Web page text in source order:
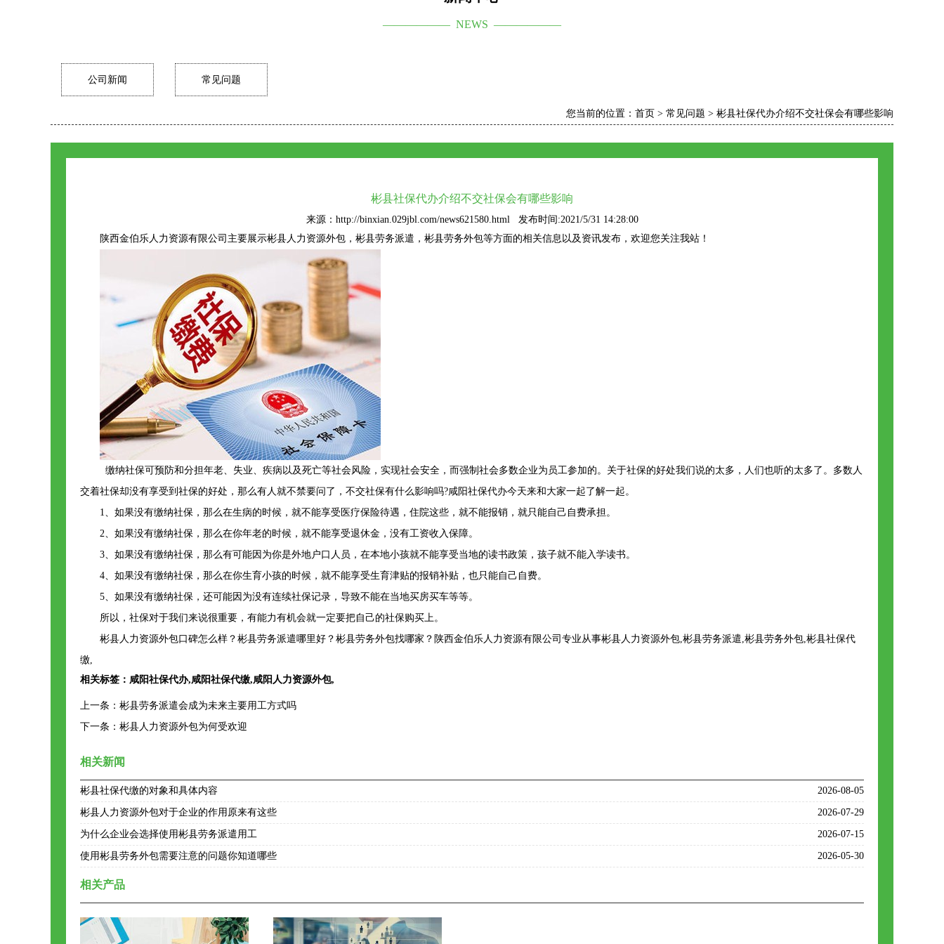
—————— NEWS ——————
公司新闻 常见问题
您当前的位置： 首页 > 常见问题 > 彬县社保代办介绍不交社保会有哪些影响
彬县社保代办介绍不交社保会有哪些影响
来源：http://binxian.029jbl.com/news621580.html 发布时间:2021/5/31 14:28:00
陕西金伯乐人力资源有限公司主要展示彬县人力资源外包 ，彬县劳务派遣，彬县劳务外包等方面的相关信息以及资讯发布，欢迎您关注我站！
缴纳社保可预防和分担年老、失业、疾病以及死亡等社会风险，实现社会安全，而强制社会多数企业为员工参加的。关于社保的好处我们说的太多，人们也听的太多了。多数人
交着社保却没有享受到社保的好处，那么有人就不禁要问了，不交社保有什么影响吗?咸阳社保代办今天来和大家一起了解一起。
1、如果没有缴纳社保，那么在生病的时候，就不能享受医疗保险待遇，住院这些，就不能报销，就只能自己自费承担。
2、如果没有缴纳社保，那么在你年老的时候，就不能享受退休金，没有工资收入保障。
3、如果没有缴纳社保，那么有可能因为你是外地户口人员，在本地小孩就不能享受当地的读书政策，孩子就不能入学读书。
4、如果没有缴纳社保，那么在你生育小孩的时候，就不能享受生育津贴的报销补贴，也只能自己自费。
5、如果没有缴纳社保，还可能因为没有连续社保记录，导致不能在当地买房买车等等。
所以，社保对于我们来说很重要，有能力有机会就一定要把自己的社保购买上。
彬县人力资源外包口碑怎么样？彬县劳务派遣哪里好？彬县劳务外包找哪家？陕西金伯乐人力资源有限公司专业从事彬县人力资源外包,彬县劳务派遣,彬县劳务外包,彬县社保代
缴,
相关标签： 咸阳社保代办,咸阳社保代缴,咸阳人力资源外包,
上一条： 彬县劳务派遣会成为未来主要用工方式吗
下一条： 彬县人力资源外包为何受欢迎
相关新闻
彬县社保代缴的对象和具体内容 2026-08-05
彬县人力资源外包对于企业的作用原来有这些 2026-07-29
为什么企业会选择使用彬县劳务派遣用工 2026-07-15
使用彬县劳务外包需要注意的问题你知道哪些 2026-05-30
相关产品